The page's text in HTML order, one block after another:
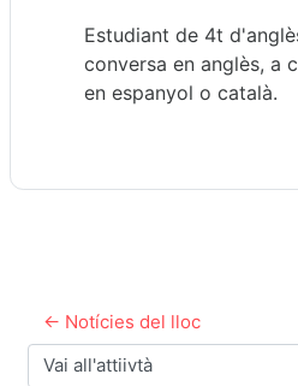
Estudiant de 4t
conversa en anglès, a
en espanyol o català.
← Notícies del lloc
Vai all'attiivtà